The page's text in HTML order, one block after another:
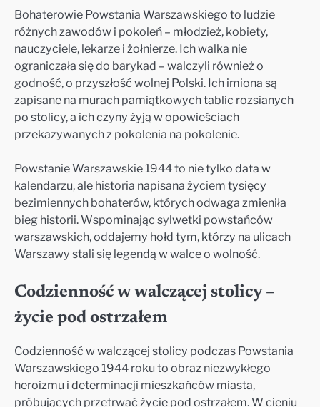
Bohaterowie Powstania Warszawskiego to ludzie
różnych zawodów i pokoleń – młodzież, kobiety,
nauczyciele, lekarze i żołnierze. Ich walka nie
ograniczała się do barykad – walczyli również o
godność, o przyszłość wolnej Polski. Ich imiona są
zapisane na murach pamiątkowych tablic rozsianych
po stolicy, a ich czyny żyją w opowieściach
przekazywanych z pokolenia na pokolenie.
Powstanie Warszawskie 1944 to nie tylko data w
kalendarzu, ale historia napisana życiem tysięcy
bezimiennych bohaterów, których odwaga zmieniła
bieg historii. Wspominając sylwetki powstańców
warszawskich, oddajemy hołd tym, którzy na ulicach
Warszawy stali się legendą w walce o wolność.
Codzienność w walczącej stolicy –
życie pod ostrzałem
Codzienność w walczącej stolicy podczas Powstania
Warszawskiego 1944 roku to obraz niezwykłego
heroizmu i determinacji mieszkańców miasta,
próbujących przetrwać życie pod ostrzałem. W cieniu